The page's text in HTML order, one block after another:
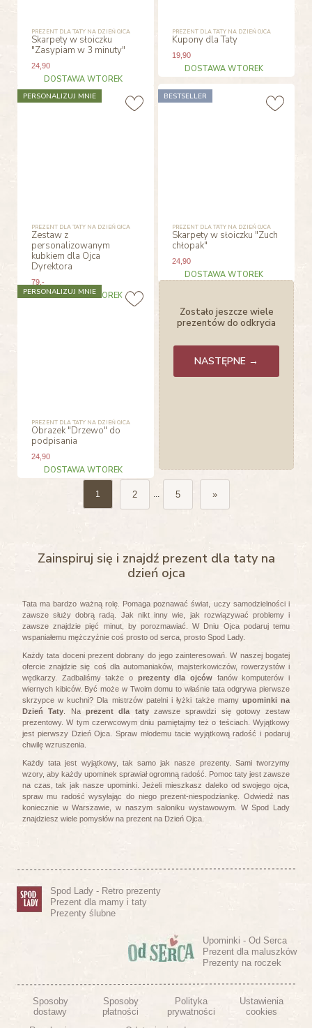
PREZENT DLA TATY NA DZIEŃ OJCA
Skarpety w słoiczku
"Zasypiam w 3 minuty"
24,90
DOSTAWA WTOREK
PREZENT DLA TATY NA DZIEŃ OJCA
Kupony dla Taty
19 ,90
DOSTAWA WTOREK
PREZENT DLA TATY NA DZIEŃ OJCA
Zestaw z
personalizowanym
kubkiem dla Ojca
Dyrektora
79,-
DOSTAWA WTOREK
PERSONALIZUJ MNIE
PREZENT DLA TATY NA DZIEŃ OJCA
Skarpety w słoiczku "Zuch
chłopak"
24 ,90
DOSTAWA WTOREK
BESTSELLER
PREZENT DLA TATY NA DZIEŃ OJCA
Obrazek "Drzewo" do
podpisania
24,90
DOSTAWA WTOREK
PERSONALIZUJ MNIE
Zostało jeszcze wiele
prezentów do odkrycia
NASTĘPNE →
1 2 ... 5 »
Zainspiruj się i znajdź prezent dla taty na
dzień ojca
Tata ma bardzo ważną rolę. Pomaga poznawać świat, uczy samodzielności i
zawsze służy dobrą radą. Jak nikt inny wie, jak rozwiązywać problemy i
zawsze znajdzie pięć minut, by porozmawiać. W Dniu Ojca podaruj temu
wspaniałemu mężczyźnie coś prosto od serca, prosto Spod Lady.
Każdy tata doceni prezent dobrany do jego zainteresowań. W naszej bogatej
ofercie znajdzie się coś dla automaniaków, majsterkowiczów, rowerzystów i
wędkarzy. Zadbaliśmy także o prezenty dla ojców fanów komputerów i
wiernych kibiców. Być może w Twoim domu to właśnie tata odgrywa pierwsze
skrzypce w kuchni? Dla mistrzów patelni i łyżki także mamy upominki na
Dzień Taty . Na prezent dla tatyzawsze sprawdzi się gotowy zestaw
prezentowy. W tym czerwcowym dniu pamiętajmy też o teściach. Wyjątkowy
jest pierwszy Dzień Ojca. Spraw młodemu tacie wyjątkową radość i podaruj
chwilę wzruszenia.
Każdy tata jest wyjątkowy, tak samo jak nasze prezenty. Sami tworzymy
wzory, aby każdy upominek sprawiał ogromną radość. Pomoc taty jest zawsze
na czas, tak jak nasze upominki. Jeżeli mieszkasz daleko od swojego ojca,
spraw mu radość wysyłając do niego prezent-niespodziankę. Odwiedź nas
koniecznie w Warszawie, w naszym saloniku wystawowym. W Spod Lady
znajdziesz wiele pomysłów na prezent na Dzień Ojca.
Spod Lady - Retro prezenty
Prezent dla mamy i taty
Prezenty ślubne
Upominki - Od Serca
Prezent dla maluszków
Prezenty na roczek
Sposoby
dostawy
Sposoby
płatności
Polityka
prywatności
Ustawienia
cookies